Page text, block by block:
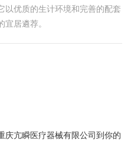
以优质的生计环境和完善的配套
居遴荐。
庆亢瞬医疗器械有限公司到你的